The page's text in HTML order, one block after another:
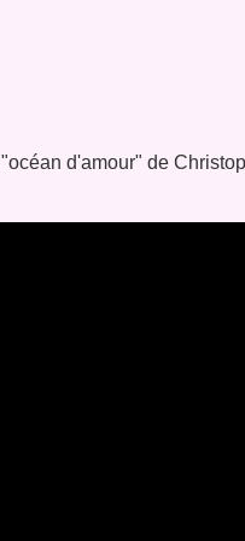
d'amour" de